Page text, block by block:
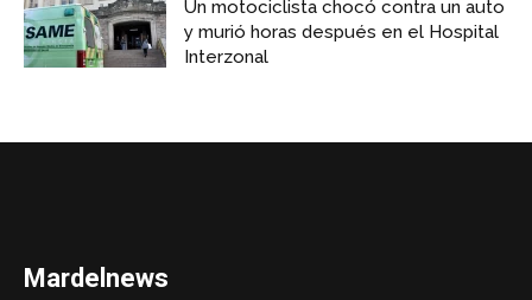
Un motociclista chocó contra un auto
y murió horas después en el Hospital
Interzonal
Mardelnews